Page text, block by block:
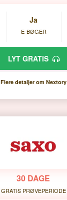
Ja
E-BØGER
LYT GRATIS
Flere detaljer om Nextory
30 DAGE
GRATIS PRØVEPERIODE